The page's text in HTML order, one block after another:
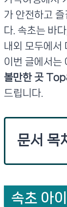
가 안전하고
다. 속초는 바
내외 모두에서
이번 글에서는
볼만한 곳
드립니다.
문서 목
속초 아